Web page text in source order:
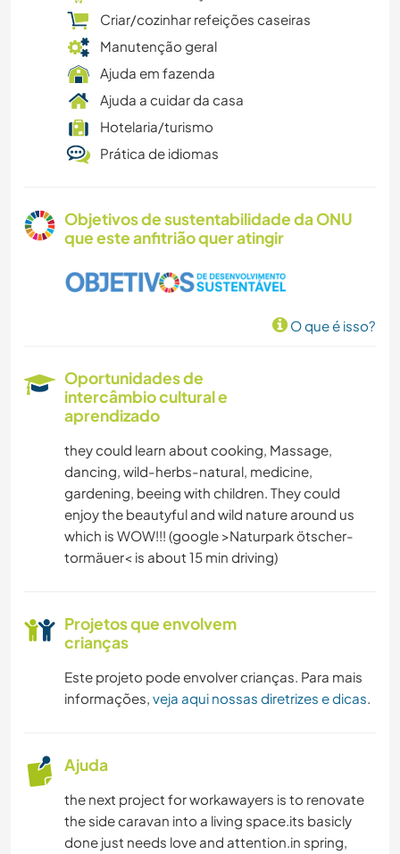
Criar/cozinhar refeições caseiras
Manutenção geral
Ajuda em fazenda
Ajuda a cuidar da casa
Hotelaria/turismo
Prática de idiomas
Objetivos de sustentabilidade da ONU
que este anfitrião quer atingir
O que é isso?
Oportunidades de
intercâmbio cultural e
aprendizado
they could learn about cooking, Massage,
dancing, wild-herbs-natural, medicine,
gardening, beeing with children. They could
enjoy the beautyful and wild nature around us
which is WOW!!! (google >Naturpark ötscher-
tormäuer< is about 15 min driving)
Projetos que envolvem
crianças
Este projeto pode envolver crianças. Para mais
informações, veja aqui nossas diretrizes e dicas.
Ajuda
the next project for workawayers is to renovate
the side caravan into a living space.its basicly
done just needs love and attention.in spring,